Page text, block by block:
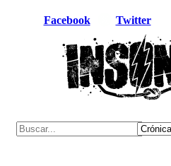
Facebook Twitter